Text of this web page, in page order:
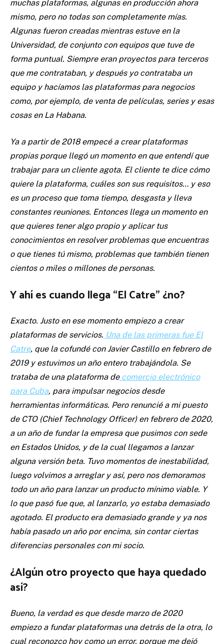
muchas plataformas, algunas en producción ahora
mismo, pero no todas son completamente mías.
Algunas fueron creadas mientras estuve en la
Universidad, de conjunto con equipos que tuve de
forma puntual. Siempre eran proyectos para terceros
que me contrataban, y después yo contrataba un
equipo y hacíamos las plataformas para negocios
como, por ejemplo, de venta de películas, series y esas
cosas en La Habana.
Ya a partir de 2018 empecé a crear plataformas
propias porque llegó un momento en que entendí que
trabajar para un cliente agota. El cliente te dice cómo
quiere la plataforma, cuáles son sus requisitos… y eso
es un proceso que toma tiempo, desgasta y lleva
constantes reuniones. Entonces llega un momento en
que quieres tener algo propio y aplicar tus
conocimientos en resolver problemas que encuentras
o que tienes tú mismo, problemas que también tienen
cientos o miles o millones de personas.
Y ahí es cuando llega “El Catre” ¿no?
Exacto. Justo en ese momento empiezo a crear
plataformas de servicios. Una de las primeras fue El
Catre, que la cofundé con Javier Castillo en febrero de
2019 y estuvimos un año entero trabajándola. Se
trataba de una plataforma de comercio electrónico
para Cuba, para impulsar negocios desde
herramientas informáticas. Pero renuncié a mi puesto
de CTO (Chief Technology Officer) en febrero de 2020,
a un año de fundar la empresa que pusimos con sede
en Estados Unidos, y de la cual llegamos a lanzar
alguna versión beta. Tuvo momentos de inestabilidad,
luego volvimos a arreglar y así, pero nos demoramos
todo un año para lanzar un producto mínimo viable. Y
lo que pasó fue que, al lanzarlo, yo estaba demasiado
agotado. El producto era demasiado grande y ya nos
había pasado un año por encima, sin contar ciertas
diferencias personales con mi socio.
¿Algún otro proyecto que haya quedado
así?
Bueno, la verdad es que desde marzo de 2020
empiezo a fundar plataformas una detrás de la otra, lo
cual reconozco hoy como un error, porque me dejó